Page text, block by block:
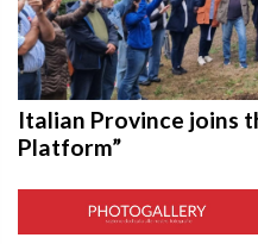
Italian Province joins
Platform”